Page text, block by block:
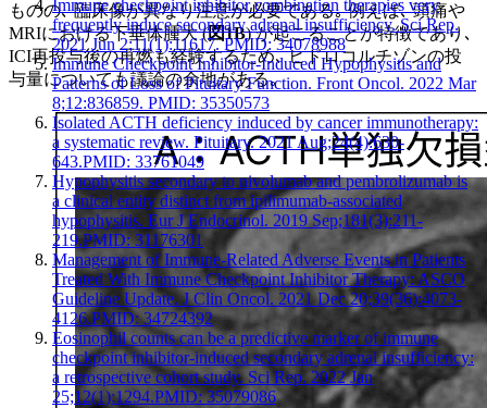
Immune checkpoint inhibitor combination therapies very
frequently induce secondary adrenal insufficiency. Sci Rep.
2021 Jun 2;11(1):11617. PMID: 34078988
Immune Checkpoint Inhibitor-Induced Hypophysitis and
Patterns of Loss of Pituitary Function. Front Oncol. 2022 Mar
8;12:836859. PMID: 35350573
Isolated ACTH deficiency induced by cancer immunotherapy:
a systematic review. Pituitary. 2021 Aug;24(4):630-
643.PMID: 33761049
Hypophysitis secondary to nivolumab and pembrolizumab is
a clinical entity distinct from ipilimumab-associated
hypophysitis. Eur J Endocrinol. 2019 Sep;181(3):211-
219.PMID: 31176301
Management of Immune-Related Adverse Events in Patients
Treated With Immune Checkpoint Inhibitor Therapy: ASCO
Guideline Update. J Clin Oncol. 2021 Dec 20;39(36):4073-
4126.PMID: 34724392
Eosinophil counts can be a predictive marker of immune
checkpoint inhibitor-induced secondary adrenal insufficiency:
a retrospective cohort study. Sci Rep. 2022 Jan
25;12(1):1294.PMID: 35079086
ものの､ 臨床像が異なり注意が必要である｡ 例えば､ 頭痛や
MRIにおける下垂体腫大 (図1B) が起こることが特徴であり､
ICI再投与後の再燃も経験するため､ ヒドロコルチゾンの投
与量についても議論の余地がある｡